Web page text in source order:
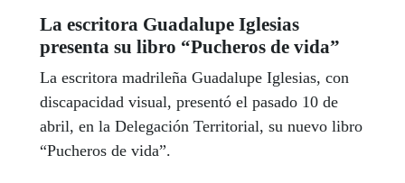
La escritora Guadalupe Iglesias
presenta su libro “Pucheros de vida”
La escritora madrileña Guadalupe Iglesias, con
discapacidad visual, presentó el pasado 10 de
abril, en la Delegación Territorial, su nuevo libro
“Pucheros de vida”.